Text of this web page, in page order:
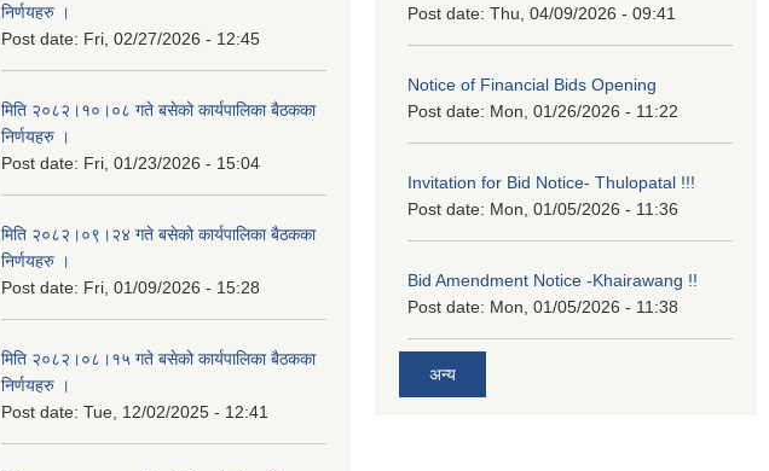
निर्णयहरु ।
Post date: Fri, 02/27/2026 - 12:45
मिति २०८२।१०।०८ गते बसेको कार्यपालिका बैठकका
निर्णयहरु ।
Post date: Fri, 01/23/2026 - 15:04
मिति २०८२।०९।२४ गते बसेको कार्यपालिका बैठकका
निर्णयहरु ।
Post date: Fri, 01/09/2026 - 15:28
मिति २०८२।०८।१५ गते बसेको कार्यपालिका बैठकका
निर्णयहरु ।
Post date: Tue, 12/02/2025 - 12:41
Post date: Thu, 04/09/2026 - 09:41
Notice of Financial Bids Opening
Post date: Mon, 01/26/2026 - 11:22
Invitation for Bid Notice- Thulopatal !!!
Post date: Mon, 01/05/2026 - 11:36
Bid Amendment Notice -Khairawang !!
Post date: Mon, 01/05/2026 - 11:38
अन्य